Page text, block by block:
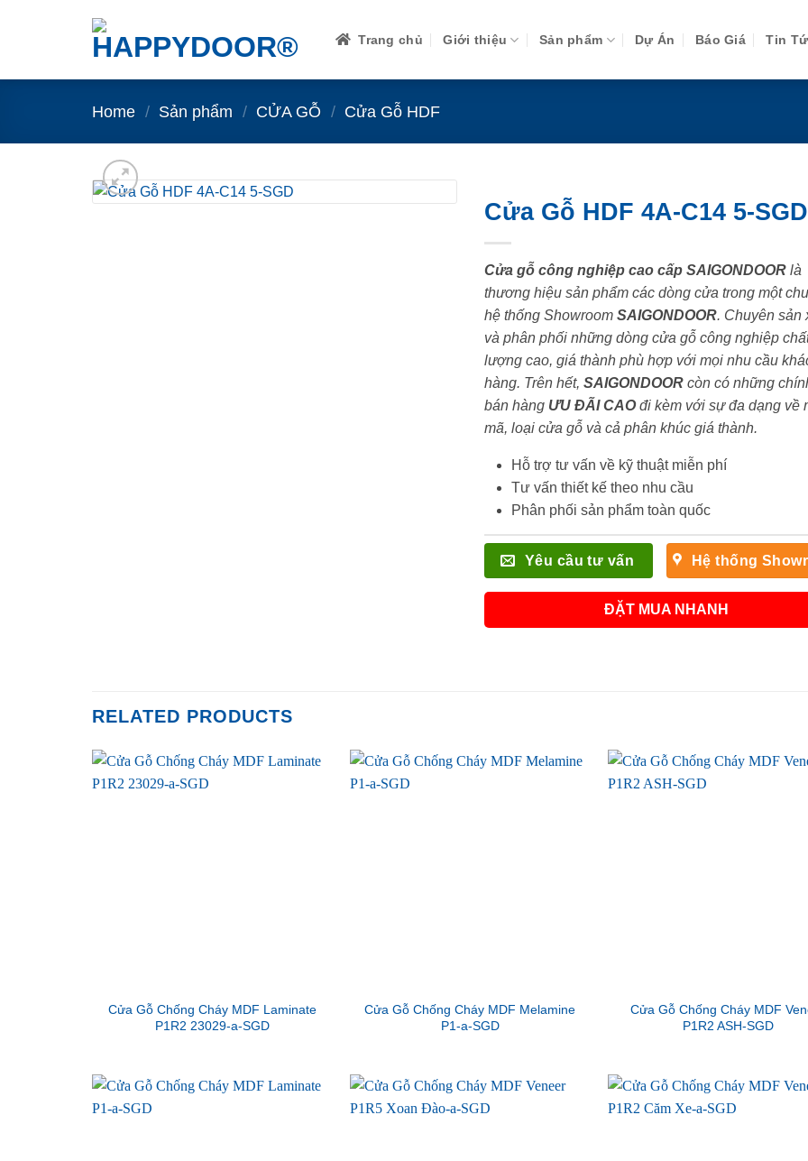
Trang chủ Giới thiệu Sản phẩm Dự Án Báo Giá Tin
Home / Sản phẩm / CỬA GỖ / Cửa Gỗ HDF
Cửa Gỗ HDF 4A-C14 5-SGD
Cửa gỗ công nghiệp cao cấp SAIGONDOORlà
thương hiệu sản phẩm các dòng cửa trong một
hệ thống Showroom SAIGONDOOR. Chuyên sản
và phân phối những dòng cửa gỗ công nghiệp
lượng cao, giá thành phù hợp với mọi nhu cầu
hàng. Trên hết, SAIGONDOORcòn có những
bán hàng ƯU ĐÃI CAOđi kèm với sự đa dạng về
mã, loại cửa gỗ và cả phân khúc giá thành.
Hỗ trợ tư vấn về kỹ thuật miễn phí
Tư vấn thiết kế theo nhu cầu
Phân phối sản phẩm toàn quốc
Yêu cầu tư vấn Hệ thống
ĐẶT MUA NHANH
RELATED PRODUCTS
Cửa Gỗ Chống Cháy MDF Laminate
P1R2 23029-a-SGD
Cửa Gỗ Chống Cháy MDF Melamine
P1-a-SGD
Cửa Gỗ Chống Cháy MDF
P1R2 ASH-SGD